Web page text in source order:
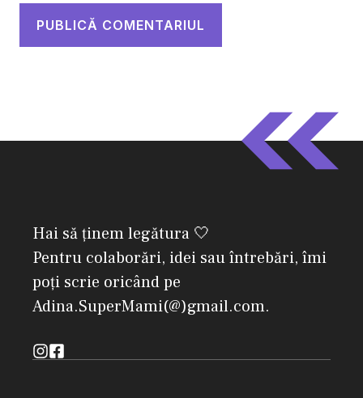
Hai să ținem legătura 🤍
Pentru colaborări, idei sau întrebări, îmi
poți scrie oricând pe
Adina.SuperMami(@)gmail.com.